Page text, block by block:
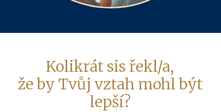
Kolikrát sis řekl/a,
že by Tvůj vztah mohl být
lepší?